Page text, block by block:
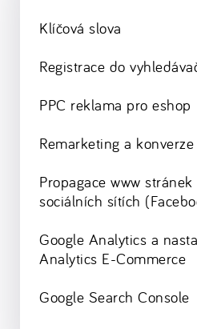
Klíčová slova
Registrace do
PPC reklama pro eshop
Remarketing a konverze
Propagace www
sociálních sítích
Google Analytics a
Analytics E-Commerce
Google Search Console